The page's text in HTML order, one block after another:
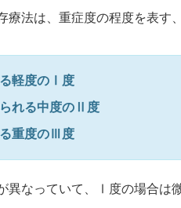
療法は、重症度の程度を表す、
軽度のⅠ度
れる中度のⅡ度
重度のⅢ度
異なっていて、
Ⅰ度の場合は